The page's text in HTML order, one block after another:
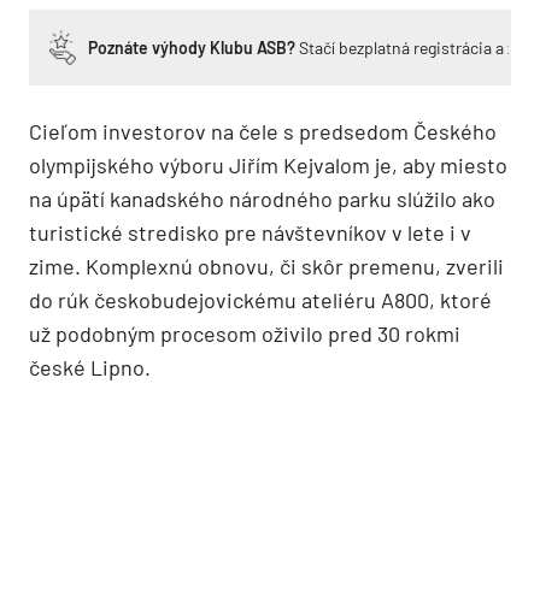
Poznáte výhody Klubu ASB?Stačí bezplatná registrácia a
Cieľom investorov na čele s predsedom Českého
olympijského výboru Jiřím Kejvalom je, aby miesto
na úpätí kanadského národného parku slúžilo ako
turistické stredisko pre návštevníkov v lete i v
zime. Komplexnú obnovu, či skôr premenu, zverili
do rúk českobudejovickému ateliéru A800, ktoré
už podobným procesom oživilo pred 30 rokmi
české Lipno.